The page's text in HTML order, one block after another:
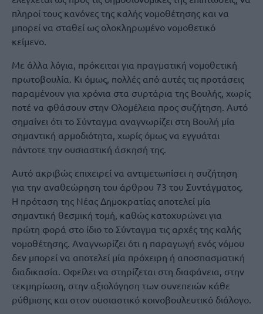
πληροί τους κανόνες της καλής νομοθέτησης και να
μπορεί να σταθεί ως ολοκληρωμένο νομοθετικό
κείμενο.
Με άλλα λόγια, πρόκειται για πραγματική νομοθετική
πρωτοβουλία. Κι όμως, πολλές από αυτές τις προτάσεις
παραμένουν για χρόνια στα συρτάρια της Βουλής, χωρίς
ποτέ να φθάσουν στην Ολομέλεια προς συζήτηση. Αυτό
σημαίνει ότι το Σύνταγμα αναγνωρίζει στη Βουλή μία
σημαντική αρμοδιότητα, χωρίς όμως να εγγυάται
πάντοτε την ουσιαστική άσκησή της.
Αυτό ακριβώς επιχειρεί να αντιμετωπίσει η συζήτηση
για την αναθεώρηση του άρθρου 73 του Συντάγματος.
Η πρόταση της Νέας Δημοκρατίας αποτελεί μία
σημαντική θεσμική τομή, καθώς κατοχυρώνει για
πρώτη φορά στο ίδιο το Σύνταγμα τις αρχές της καλής
νομοθέτησης. Αναγνωρίζει ότι η παραγωγή ενός νόμου
δεν μπορεί να αποτελεί μία πρόχειρη ή αποσπασματική
διαδικασία. Οφείλει να στηρίζεται στη διαφάνεια, στην
τεκμηρίωση, στην αξιολόγηση των συνεπειών κάθε
ρύθμισης και στον ουσιαστικό κοινοβουλευτικό διάλογο.